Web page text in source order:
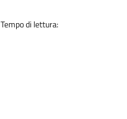
Tempo di lettura: